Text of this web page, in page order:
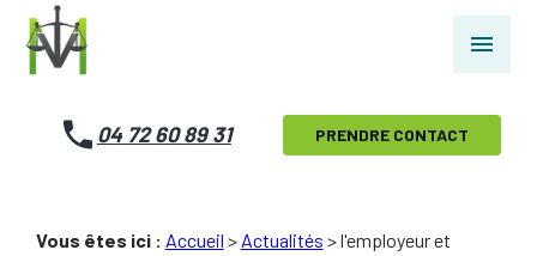
menu
04 72 60 89 31 PRENDRE CONTACT
Vous êtes ici : Accueil > Actualités > l'employeur et
Panneau de gestion des cookies